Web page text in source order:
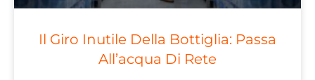
Il Giro Inutile Della Bottiglia: Passa
All’acqua Di Rete